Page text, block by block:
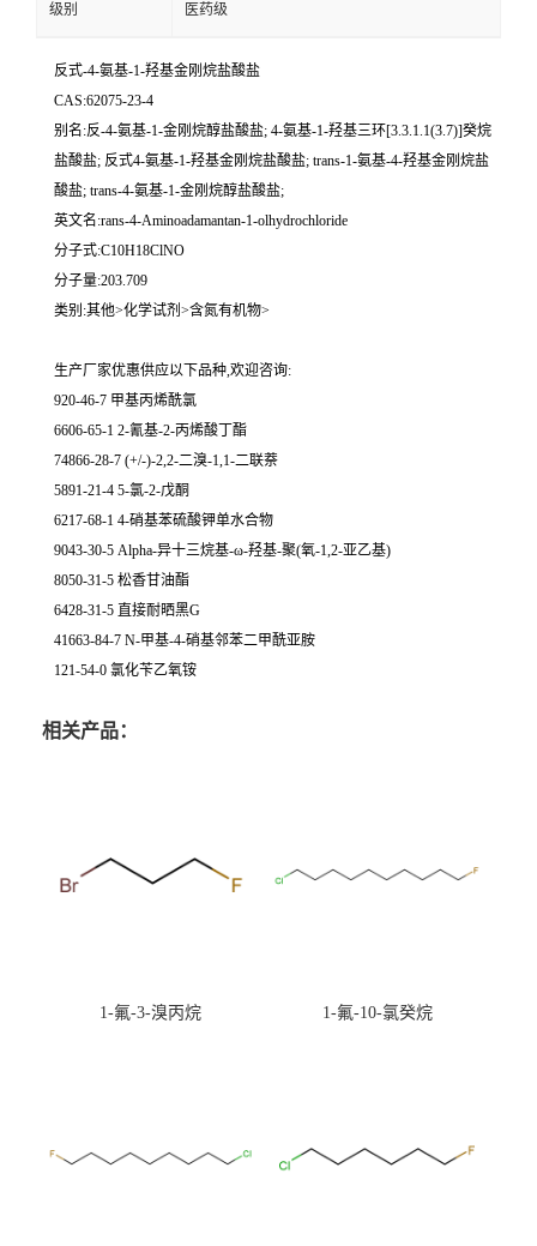
级别 医药级
反式-4-氨基-1-羟基金刚烷盐酸盐
CAS:62075-23-4
别名:反-4-氨基-1-金刚烷醇盐酸盐; 4-氨基-1-羟基三环[3.3.1.1(3.7)]癸烷
盐酸盐; 反式4-氨基-1-羟基金刚烷盐酸盐; trans-1-氨基-4-羟基金刚烷盐
酸盐; trans-4-氨基-1-金刚烷醇盐酸盐;
英文名:rans-4-Aminoadamantan-1-olhydrochloride
分子式:C10H18ClNO
分子量:203.709
类别:其他>化学试剂>含氮有机物>
生产厂家优惠供应以下品种,欢迎咨询:
920-46-7 甲基丙烯酰氯
6606-65-1 2-氰基-2-丙烯酸丁酯
74866-28-7 (+/-)-2,2-二溴-1,1-二联萘
5891-21-4 5-氯-2-戊酮
6217-68-1 4-硝基苯硫酸钾单水合物
9043-30-5 Alpha-异十三烷基-ω-羟基-聚(氧-1,2-亚乙基)
8050-31-5 松香甘油酯
6428-31-5 直接耐晒黑G
41663-84-7 N-甲基-4-硝基邻苯二甲酰亚胺
121-54-0 氯化苄乙氧铵
相关产品：
1-氟-3-溴丙烷 1-氟-10-氯癸烷